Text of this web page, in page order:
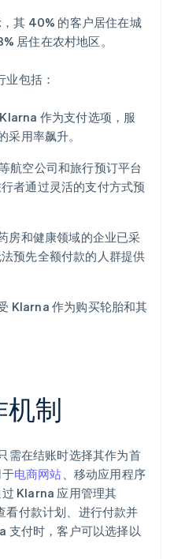
其 40% 的客户居住在城
居住在农村地区。
包括：
作为支付选项，服
用率飙升。
航空公司和旅行预订平台
者通过灵活的支付方式预
房和健康领域的企业已采
预先全额付款的人群提供
Klarna 作为购买轮胎和其
机制
需在结账时选择其作为首
电商网站、移动应用程序
Klarna 应用管理其
付款计划、进行付款并
支付时，客户可以选择以